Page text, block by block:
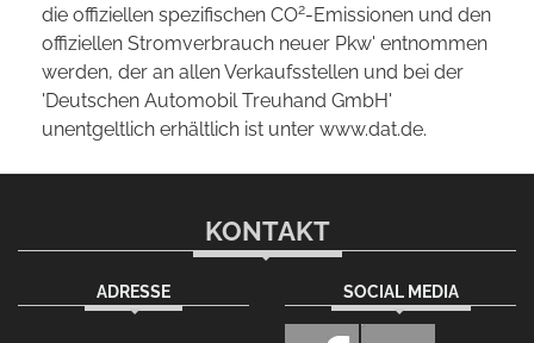
die offiziellen spezifischen CO2-Emissionen und den
offiziellen Stromverbrauch neuer Pkw' entnommen
werden, der an allen Verkaufsstellen und bei der
'Deutschen Automobil Treuhand GmbH'
unentgeltlich erhältlich ist unter www.dat.de.
KONTAKT
ADRESSE SOCIAL MEDIA